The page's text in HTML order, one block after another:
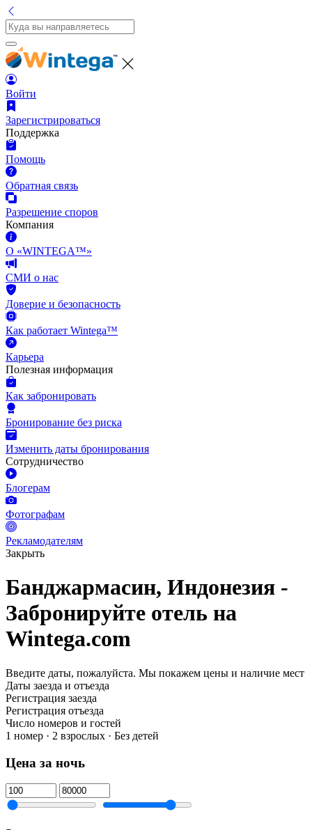
Войти
Зарегистрироваться
Поддержка
Помощь
Обратная связь
Разрешение споров
Компания
О «WINTEGA™»
СМИ о нас
Доверие и безопасность
Как работает Wintega™
Карьера
Полезная информация
Как забронировать
Бронирование без риска
Изменить даты бронирования
Сотрудничество
Блогерам
Фотографам
Рекламодателям
Закрыть
Банджармасин, Индонезия -
Забронируйте отель на
Wintega.com
Введите даты, пожалуйста. Мы покажем цены и наличие мест
Даты заезда и отъезда
Регистрация заезда
Регистрация отъезда
Число номеров и гостей
1 номер · 2 взрослых · Без детей
Цена за ночь